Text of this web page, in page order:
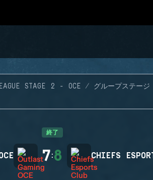
STAGE 2 - OCE グループステージ
終了
7:8 CHIEFS